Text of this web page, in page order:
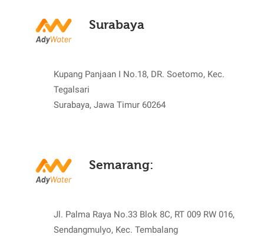
Surabaya
Kupang Panjaan I No.18, DR. Soetomo, Kec.
Tegalsari
Surabaya, Jawa Timur 60264
Semarang:
Jl. Palma Raya No.33 Blok 8C, RT 009 RW 016,
Sendangmulyo, Kec. Tembalang